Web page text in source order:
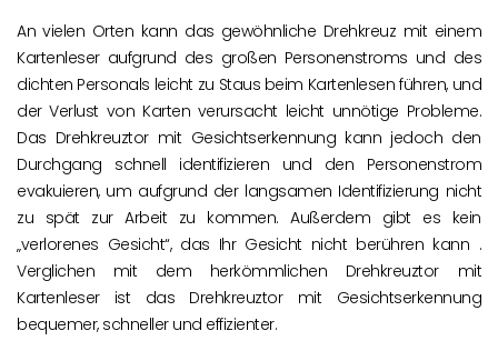
An vielen Orten kann das gewöhnliche Drehkreuz mit einem
Kartenleser aufgrund des großen Personenstroms und des
dichten Personals leicht zu Staus beim Kartenlesen führen, und
der Verlust von Karten verursacht leicht unnötige Probleme.
Das Drehkreuztor mit Gesichtserkennung kann jedoch den
Durchgang schnell identifizieren und den Personenstrom
evakuieren, um aufgrund der langsamen Identifizierung nicht
zu spät zur Arbeit zu kommen. Außerdem gibt es kein
„verlorenes Gesicht“, das Ihr Gesicht nicht berühren kann .
Verglichen mit dem herkömmlichen Drehkreuztor mit
Kartenleser ist das Drehkreuztor mit Gesichtserkennung
bequemer, schneller und effizienter.